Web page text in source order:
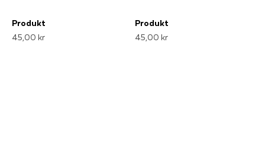
Produkt
45,00 kr
Produkt
45,00 kr